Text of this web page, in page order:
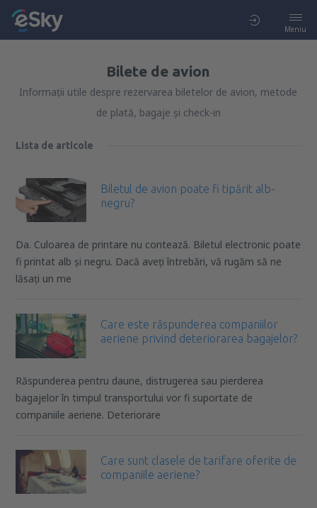
Meniu
Bilete de avion
Informații utile despre rezervarea biletelor de avion, metode
de plată, bagaje și check-in
Lista de articole
Biletul de avion poate fi tipărit alb-
negru?
Da. Culoarea de printare nu contează. Biletul electronic poate
fi printat alb și negru. Dacă aveți întrebări, vă rugăm să ne
lăsați un me
Care este răspunderea companiilor
aeriene privind deteriorarea bagajelor?
Răspunderea pentru daune, distrugerea sau pierderea
bagajelor în timpul transportului vor fi suportate de
companiile aeriene. Deteriorare
Care sunt clasele de tarifare oferite de
companiile aeriene?